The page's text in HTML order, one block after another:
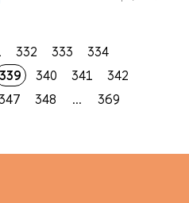
332 333
334
339 340 341
342
348 ... 369